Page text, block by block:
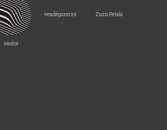
vautor
vendégszerző Zuzu Petals